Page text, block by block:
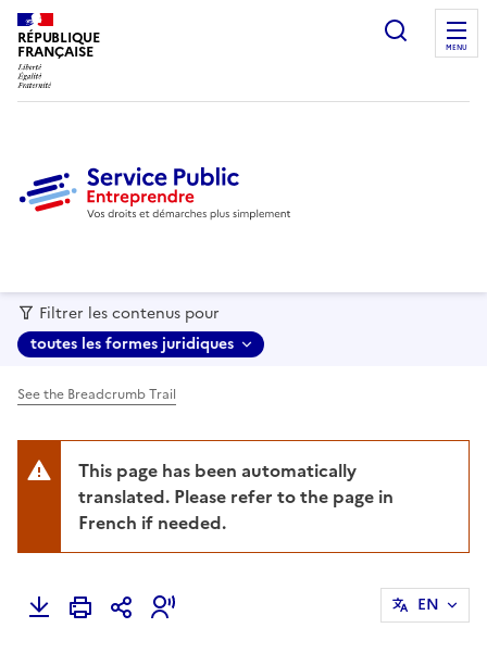
RÉPUBLIQUE
FRANÇAISE MENU
Filtrer les contenus pour
toutes les formes juridiques
See the Breadcrumb Trail
This page has been automatically
translated. Please refer to the page in
French if needed.
EN